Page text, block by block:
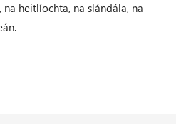
heitlíochta, na slándála, na